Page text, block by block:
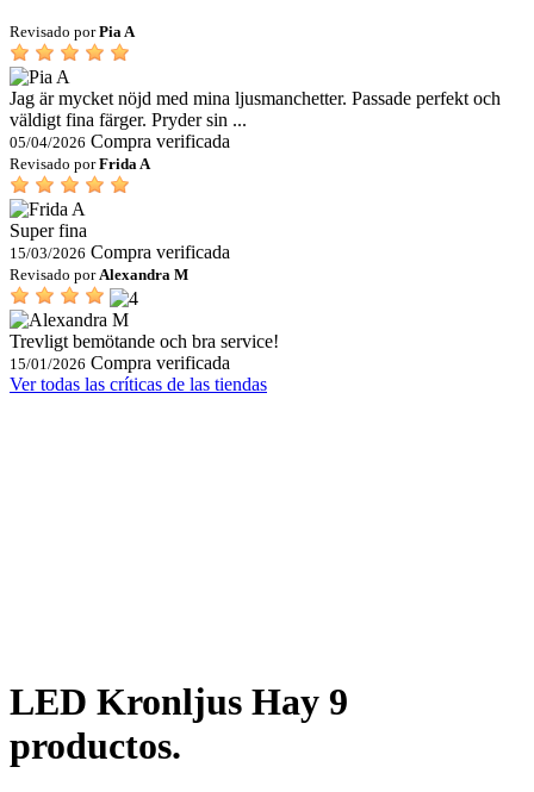
Revisado porPia A
Jag är mycket nöjd med mina ljusmanchetter. Passade perfekt och
väldigt fina färger. Pryder sin ...
05/04/2026 Compra verificada
Revisado porFrida A
Super fina
15/03/2026 Compra verificada
Revisado porAlexandra M
Trevligt bemötande och bra service!
15/01/2026 Compra verificada
Ver todas las críticas de las tiendas
LED Kronljus Hay 9
productos.